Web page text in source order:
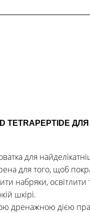
TETRAPEPTIDE
для
для того, щоб
набряки, освітлити
шкірі.
дренажною дією